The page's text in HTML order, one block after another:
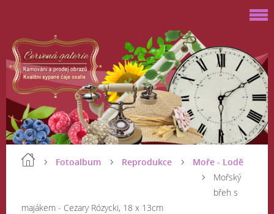
Fotoalbum Reprodukce
Moře - Lodě
Mořský
břeh s
majákem - Cezary Rózycki, 18 x 13cm